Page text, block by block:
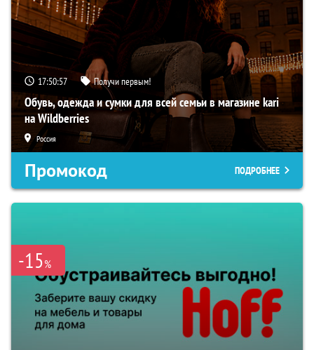
17:50:56 Получи первым!
Обувь, одежда и сумки для всей семьи в магазине kari
на Wildberries
Россия
Промокод ПОДРОБНЕЕ
-15%